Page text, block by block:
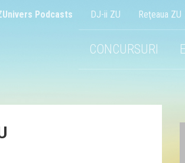
Podcasts DJ-ii ZU Reţeaua ZU
CONCURSURI